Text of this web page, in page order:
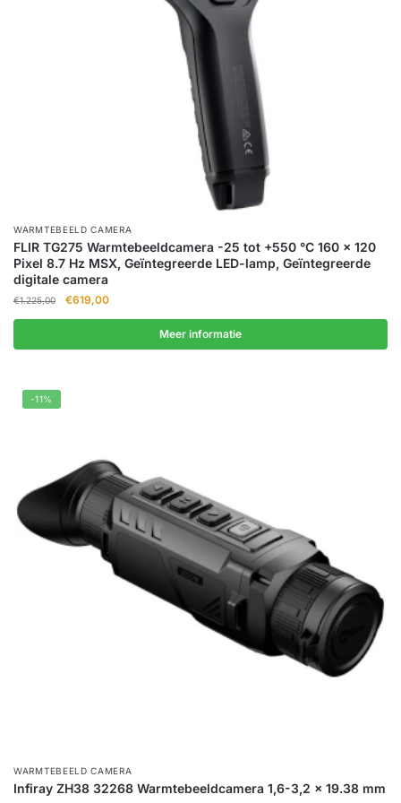
WARMTEBEELD CAMERA
FLIR TG275 Warmtebeeldcamera -25 tot +550 °C 160 x 120
Pixel 8.7 Hz MSX, Geïntegreerde LED-lamp, Geïntegreerde
digitale camera
€1.225,00
Oorspronkelijke
€1.225,00.
€619,00Huidige
€619,00.
Meer informatie
-11%
WARMTEBEELD CAMERA
Infiray ZH38 32268 Warmtebeeldcamera 1,6-3,2 x 19.38 mm